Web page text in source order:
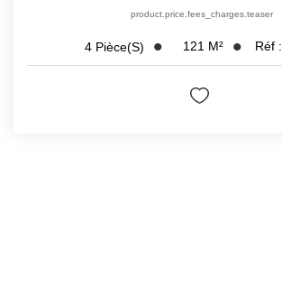
product.price.fees_charges.teaser
4 Pièce(s) 121 M² Réf :